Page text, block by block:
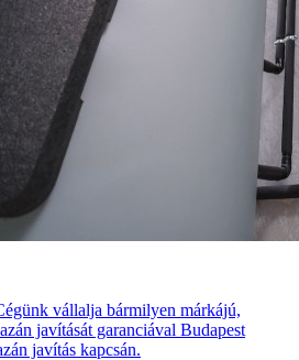
vállalja bármilyen márkájú,
javítását garanciával Budapest
javítás kapcsán.